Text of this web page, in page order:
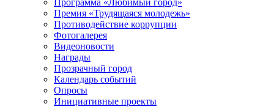
Премия «Трудящаяся молодежь»
Противодействие коррупции
Фотогалерея
Видеоновости
Награды
Прозрачный город
Календарь событий
Опросы
Инициативные проекты